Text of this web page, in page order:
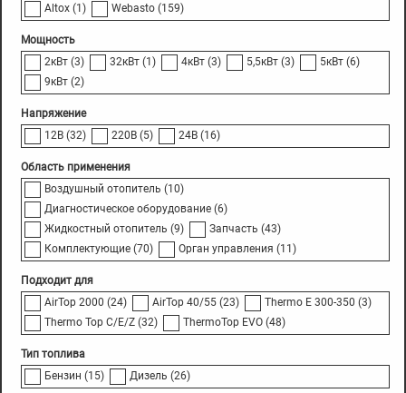
Altox (1) Webasto (159)
Мощность
2кВт (3) 32кВт (1) 4кВт (3) 5,5кВт (3) 5кВт (6)
9кВт (2)
Напряжение
12В (32) 220В (5) 24В (16)
Область применения
Воздушный отопитель (10)
Диагностическое оборудование (6)
Жидкостный отопитель (9) Запчасть (43)
Комплектующие (70) Орган управления (11)
Подходит для
AirTop 2000 (24) AirTop 40/55 (23) Thermo E 300-350 (3)
Thermo Top C/E/Z (32) ThermoTop EVO (48)
Тип топлива
Бензин (15) Дизель (26)